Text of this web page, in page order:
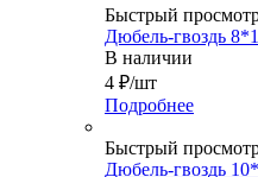
Быстрый
Дюбель-гвоздь
В наличии
4 ₽/шт
Подробнее
Быстрый
Дюбель-гвоздь